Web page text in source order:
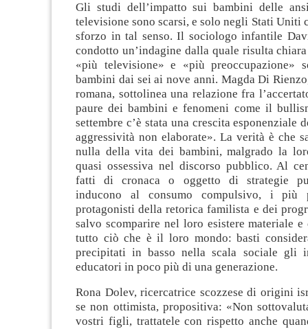
Gli studi dell’impatto sui bambini delle
televisione sono scarsi, e solo negli Stati Uniti
sforzo in tal senso. Il sociologo infantile
condotto un’indagine dalla quale risulta
«più televisione» e «più preoccupazione»
bambini dai sei ai nove anni. Magda Di
romana, sottolinea una relazione fra
paure dei bambini e fenomeni come il
settembre c’è stata una crescita esponenziale
aggressività non elaborate». La verità è che
nulla della vita dei bambini, malgrado la
quasi ossessiva nel discorso pubblico. Al
fatti di cronaca o oggetto di strategie
inducono al consumo compulsivo, i
protagonisti della retorica familista e dei
salvo scomparire nel loro esistere materiale
tutto ciò che è il loro mondo: basti
precipitati in basso nella scala sociale gli
educatori in poco più di una generazione.
Rona Dolev, ricercatrice scozzese di origini
se non ottimista, propositiva: «Non
vostri figli, trattatele con rispetto anche